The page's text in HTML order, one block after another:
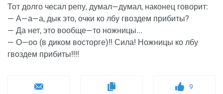
Тот долго чесал репу, думал—думал, наконец говорит:
— А—а—а, дык это, очки ко лбу гвоздем прибиты?
— Да нет, это вообще—то ножницы...
— О—оо (в диком восторге)!! Сила! Ножницы ко лбу
гвоздем прибиты!!!!
9